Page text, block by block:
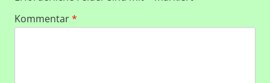
Kommentar*